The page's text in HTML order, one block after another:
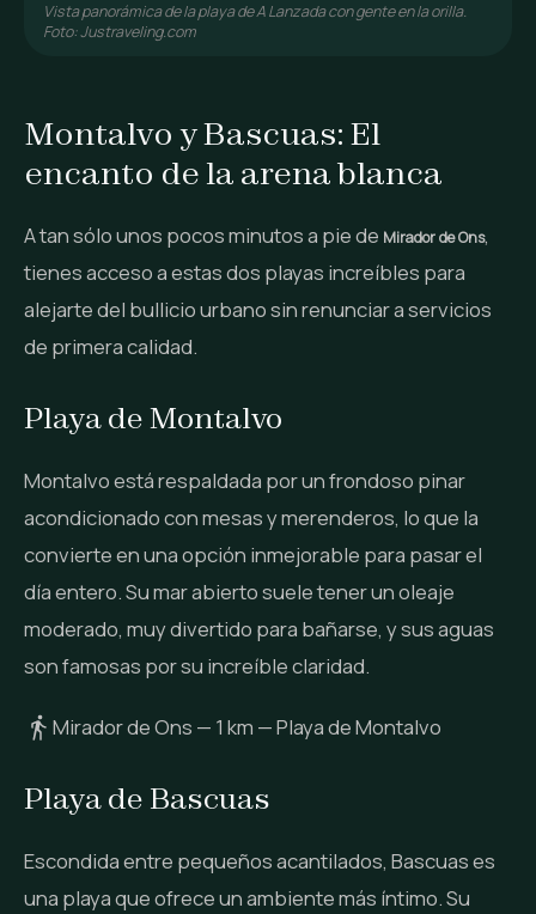
Vista panorámica de la playa de A Lanzada con gente en la orilla.
Foto: Justraveling.com
Montalvo y Bascuas: El
encanto de la arena blanca
A tan sólo unos pocos minutos a pie de Mirador de Ons,
tienes acceso a estas dos playas increíbles para
alejarte del bullicio urbano sin renunciar a servicios
de primera calidad.
Playa de Montalvo
Montalvo está respaldada por un frondoso pinar
acondicionado con mesas y merenderos, lo que la
convierte en una opción inmejorable para pasar el
día entero. Su mar abierto suele tener un oleaje
moderado, muy divertido para bañarse, y sus aguas
son famosas por su increíble claridad.
Mirador de Ons — 1 km — Playa de Montalvo
Playa de Bascuas
Escondida entre pequeños acantilados, Bascuas es
una playa que ofrece un ambiente más íntimo. Su